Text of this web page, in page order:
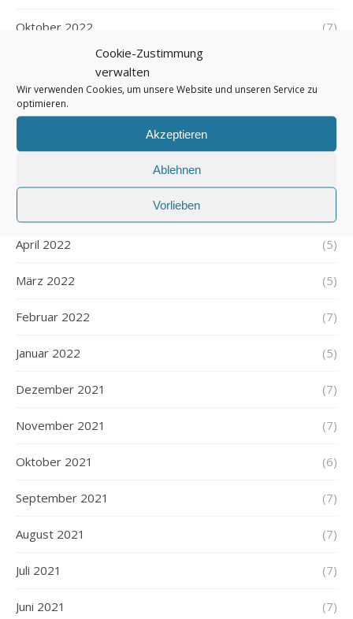
Cookie-Zustimmung
verwalten
Wir verwenden Cookies, um unsere Website und unseren Service zu
optimieren.
Akzeptieren
Ablehnen
Vorlieben
Oktober 2022 (7)
August 2022
April 2022 (5)
März 2022 (5)
Februar 2022 (7)
Januar 2022 (5)
Dezember 2021 (7)
November 2021 (7)
Oktober 2021 (6)
September 2021 (7)
August 2021 (7)
Juli 2021 (7)
Juni 2021 (7)